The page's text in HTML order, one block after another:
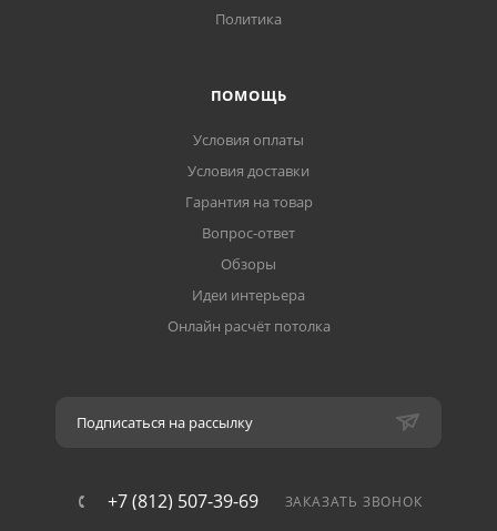
Политика
ПОМОЩЬ
Условия оплаты
Условия доставки
Гарантия на товар
Вопрос-ответ
Обзоры
Идеи интерьера
Онлайн расчёт потолка
Подписаться на рассылку
+7 (812) 507-39-69 ЗАКАЗАТЬ ЗВОНОК